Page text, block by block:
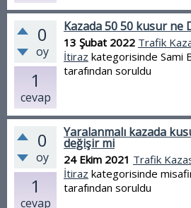
0
oy
1
cevap
Kazada 50 50 kusur ne
13 Şubat 2022 Trafik
İtiraz kategorisinde Sami
tarafından soruldu
0
oy
1
cevap
Yaralanmalı kazada
değişir mi
24 Ekim 2021 Trafik
İtiraz kategorisinde
tarafından soruldu